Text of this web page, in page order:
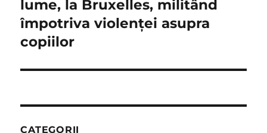
lume, la Bruxelles, militând
împotriva violenţei asupra
copiilor
CATEGORII